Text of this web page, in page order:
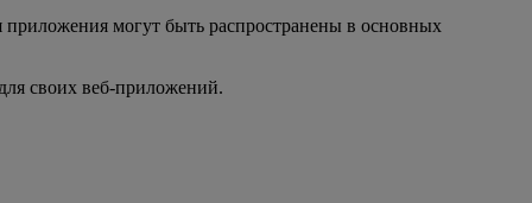
могут быть распространены в основных
своих веб-приложений.